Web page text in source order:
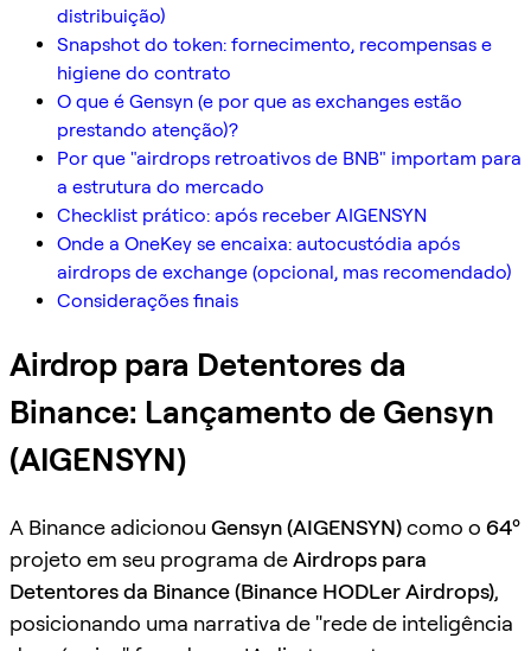
distribuição)
Snapshot do token: fornecimento, recompensas e
higiene do contrato
O que é Gensyn (e por que as exchanges estão
prestando atenção)?
Por que "airdrops retroativos de BNB" importam para
a estrutura do mercado
Checklist prático: após receber AIGENSYN
Onde a OneKey se encaixa: autocustódia após
airdrops de exchange (opcional, mas recomendado)
Considerações finais
Airdrop para Detentores da
Binance: Lançamento de Gensyn
(AIGENSYN)
A Binance adicionou Gensyn (AIGENSYN)como o 64º
projeto em seu programa deAirdrops para
Detentores da Binance (Binance HODLer Airdrops),
posicionando uma narrativa de "rede de inteligência